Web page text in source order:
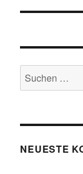
Suchen
nach:
NEUESTE